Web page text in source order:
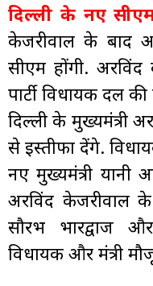
दिल्ली के नए
केजरीवाल के बाद
सीएम होंगी.
पार्टी विधायक दल
दिल्ली के मुख्यमंत्री
से इस्तीफा देंगे.
नए मुख्यमंत्री यानी
अरविंद केजरीवाल
सौरभ भारद्वाज
विधायक और मंत्री